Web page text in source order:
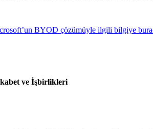
BYOD çözümüyle ilgili bilgiye
ve İşbirlikleri